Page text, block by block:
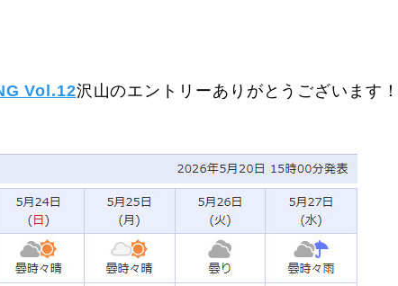
Vol.12沢山のエントリーありがとうございます